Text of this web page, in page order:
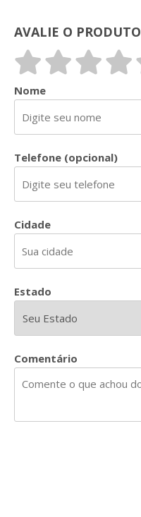
AVALIE O PRODUTO
Nome
Telefone (opcional)
Cidade
Estado
Comentário